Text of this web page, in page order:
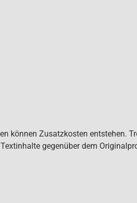
können Zusatzkosten entstehen.
gegenüber dem